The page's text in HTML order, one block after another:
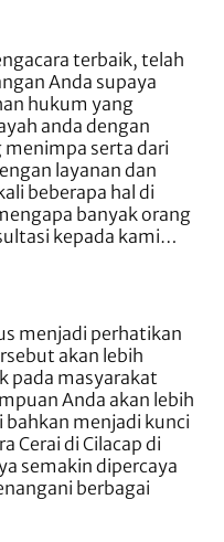
terbaik, telah
Anda supaya
hukum yang
anda dengan
serta dari
layanan dan
beberapa hal di
banyak orang
kepada kami…
menjadi perhatikan
akan lebih
pada masyarakat
Anda akan lebih
menjadi kunci
Cerai di Cilacap di
semakin dipercaya
berbagai